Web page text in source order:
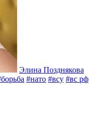
Элина Позднякова
#нато #всу #вс рф